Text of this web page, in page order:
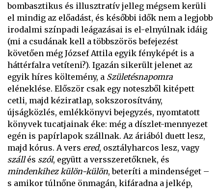
bombasztikus és illusztratív jelleg mégsem kerüli
el mindig az előadást, és későbbi idők nem a legjobb
irodalmi színpadi leágazásai is el-elnyúlnak idáig
(mi a csudának kell a többszörös befejezést
követően még József Attila egyik fényképét is a
háttérfalra vetíteni?). Igazán sikerült jelenet az
egyik híres költemény, a Születésnapomra
eléneklése. Először csak egy noteszből kitépett
cetli, majd kéziratlap, sokszorosítvány,
újságközlés, emlékkönyvi bejegyzés, nyomtatott
könyvek tucatjainak éke: még a díszlet-mennyezet
egén is papírlapok szállnak. Az áriából duett lesz,
majd kórus. A vers ered, osztályharcos lesz, vagy
szállés szól, együtt a versszeretőknek, és
mindenkihez külön-külön, beteríti a mindenséget –
s amikor túlnőne önmagán, kifáradna a jelkép,